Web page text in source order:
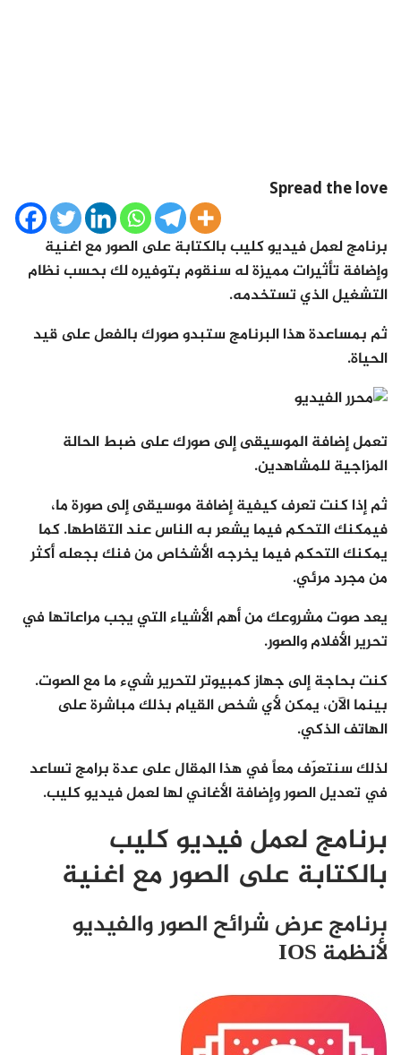
Spread the love
برنامج لعمل فيديو كليب بالكتابة على الصور مع اغنية
وإضافة تأثيرات مميزة له سنقوم بتوفيره لك بحسب نظام
التشغيل الذي تستخدمه.
ثم بمساعدة هذا البرنامج ستبدو صورك بالفعل على قيد
الحياة.
تعمل إضافة الموسيقى إلى صورك على ضبط الحالة
المزاجية للمشاهدين.
ثم إذا كنت تعرف كيفية إضافة موسيقى إلى صورة ما،
فيمكنك التحكم فيما يشعر به الناس عند التقاطها. كما
يمكنك التحكم فيما يخرجه الأشخاص من فنك بجعله أكثر
من مجرد مرئي.
يعد صوت مشروعك من أهم الأشياء التي يجب مراعاتها في
تحرير الأفلام والصور.
كنت بحاجة إلى جهاز كمبيوتر لتحرير شيء ما مع الصوت.
بينما الآن، يمكن لأي شخص القيام بذلك مباشرة على
الهاتف الذكي.
لذلك سنتعرّف معاً في هذا المقال على عدة برامج تساعد
في تعديل الصور وإضافة الأغاني لها لعمل فيديو كليب.
برنامج لعمل فيديو كليب
بالكتابة على الصور مع اغنية
برنامج عرض شرائح الصور والفيديو
لأنظمة IOS